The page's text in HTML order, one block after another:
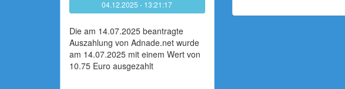
04.12.2025 - 13:21:17
Die am 14.07.2025 beantragte
Auszahlung von Adnade.net wurde
am 14.07.2025 mit einem Wert von
10.75 Euro ausgezahlt